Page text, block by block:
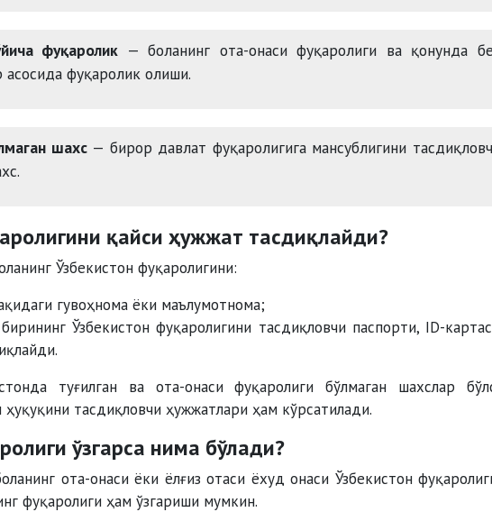
фуқаролик — боланинг ота-онаси фуқаролиги ва қонунда
асосида фуқаролик олиши.
шахс— бирор давлат фуқаролигига мансублигини
қайси ҳужжат тасдиқлайди?
Ўзбекистон фуқаролигини:
гувоҳнома ёки маълумотнома;
Ўзбекистон фуқаролигини тасдиқловчи паспорти, ID-
туғилган ва ота-онаси фуқаролиги бўлмаган шахслар
тасдиқловчи ҳужжатлари ҳам кўрсатилади.
ўзгарса нима бўлади?
ота-онаси ёки ёлғиз отаси ёхуд онаси Ўзбекистон
фуқаролиги ҳам ўзгариши мумкин.